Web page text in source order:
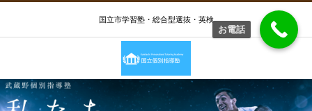
国立市学習塾・総合型選抜・英検
お電話